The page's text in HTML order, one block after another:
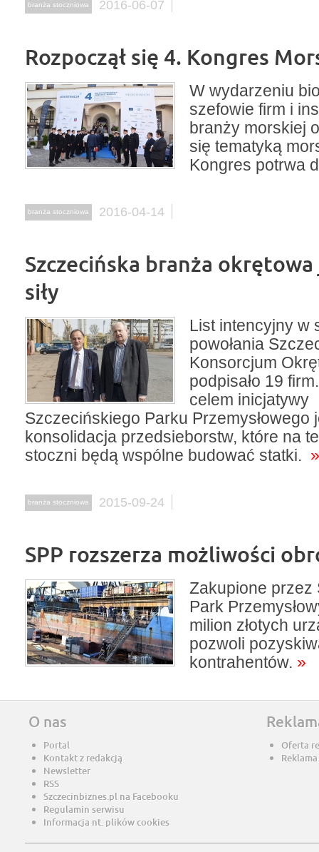
branża stoczniowa 2016-06-07
Rozpoczął się 4. Kongres
W wydarzeniu
szefowie firm i
branży morskiej
się tematyką
Kongres potrwa
branża stoczniowa 2016-04-14
Szczecińska branża
siły
List intencyjny w
powołania
Konsorcjum
podpisało 19
celem inicjatywy
Szczecińskiego Parku Przemysłowego
konsolidacja przedsieborstw, które na
stoczni będą wspólne budować statki. »
branża stoczniowa 2015-09-24
SPP rozszerza możliwości
Zakupione przez
Park
milion złotych
pozwoli
kontrahentów. »
O nas
Portal
Kontakt z redakcją
Newsletter
RSS
Szczecinbiznes.pl na Facebooku
Regulamin serwisu
Informacja nt. plików cookies
Oferta